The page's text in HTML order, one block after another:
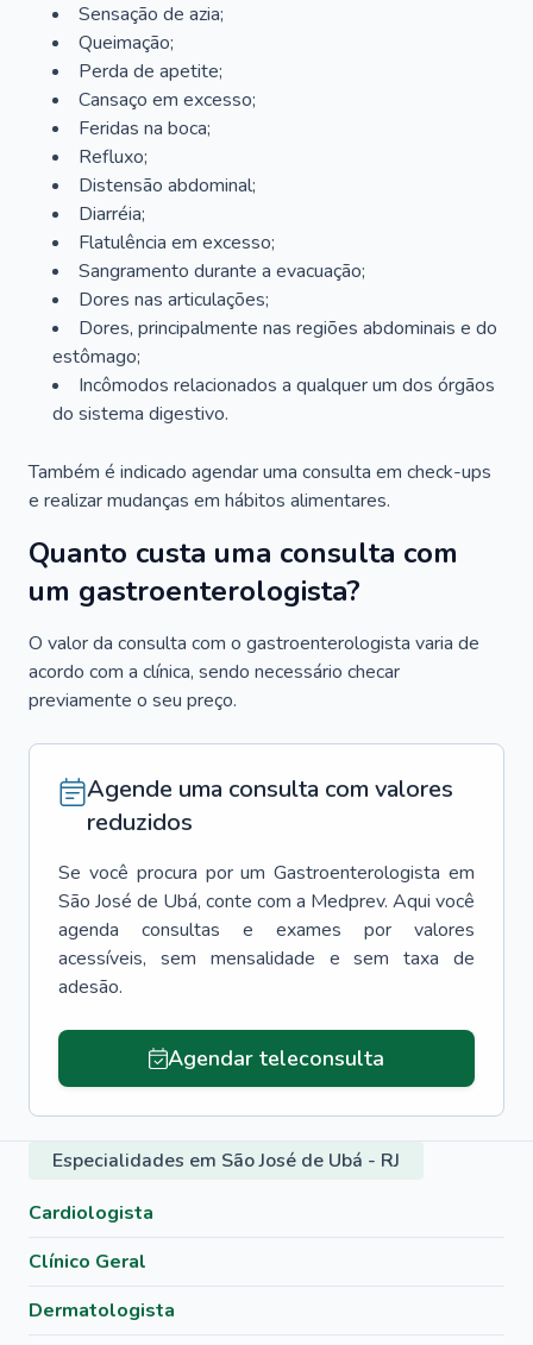
Sensação de azia;
Queimação;
Perda de apetite;
Cansaço em excesso;
Feridas na boca;
Refluxo;
Distensão abdominal;
Diarréia;
Flatulência em excesso;
Sangramento durante a evacuação;
Dores nas articulações;
Dores, principalmente nas regiões abdominais e do
estômago;
Incômodos relacionados a qualquer um dos órgãos
do sistema digestivo.
Também é indicado agendar uma consulta em check-ups
e realizar mudanças em hábitos alimentares.
Quanto custa uma consulta com
um gastroenterologista?
O valor da consulta com o gastroenterologista varia de
acordo com a clínica, sendo necessário checar
previamente o seu preço.
Agende uma consulta com valores
reduzidos
Se você procura por um Gastroenterologista em
São José de Ubá, conte com a Medprev. Aqui você
agenda consultas e exames por valores
acessíveis, sem mensalidade e sem taxa de
adesão.
Agendar teleconsulta
Especialidades em São José de Ubá - RJ
Cardiologista
Clínico Geral
Dermatologista